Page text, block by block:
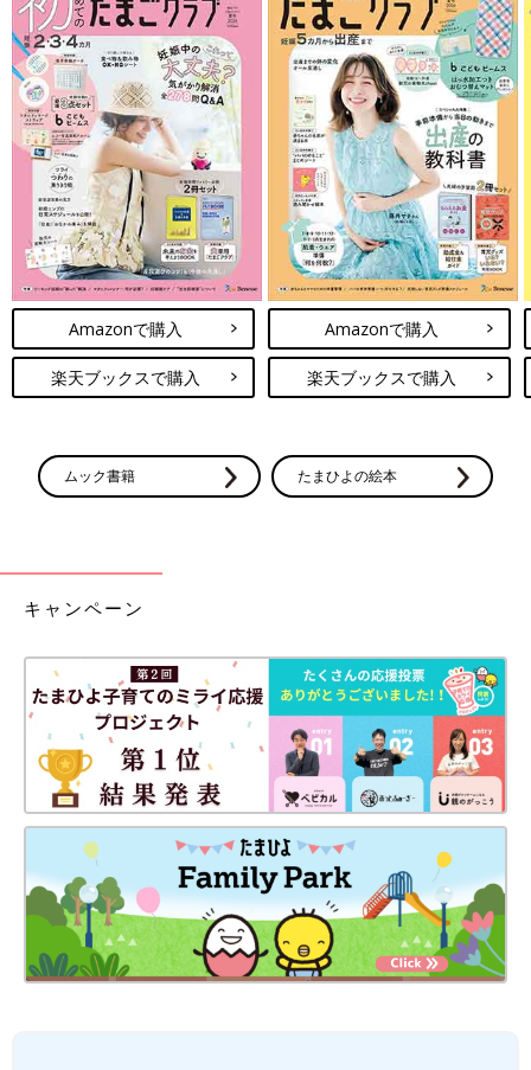
靴底はやわらかすぎても、かたすぎてもダメ。着地したときの衝
撃をやわらげる適度なクッション性と立ったときの安定性の両方
が必要です。また、赤ちゃんは不安定な歩き方をするので、靴底
が滑りにくいものを選びましょう。靴底にしっかり溝が入ってい
るかどうか確認をしてください。
【ここをチェック3】かかと部分がかたくしっかりしてい
る
やわらかい足首を支えるために、靴のかかと部分を押してもぐに
ゃっとつぶれない、かたい芯が入ったものを選びます。かかと部
分を大人の指で押さえて、つぶれないか確認しましょう。
【ここをチェック4】中敷きが取り外せる
Amazonで購入
楽天ブックスで購入
Amazonで購入
楽天ブックスで購入
ムック書籍 たまひよの絵本
キャンペーン